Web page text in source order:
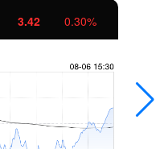
3.42 0.30%